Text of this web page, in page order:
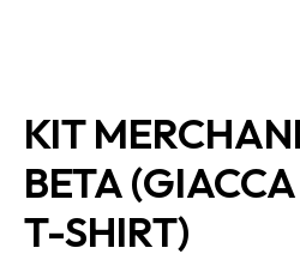
KIT
BETA
T-SHIRT)